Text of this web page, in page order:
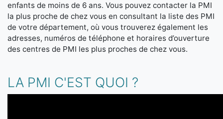
enfants de moins de 6 ans. Vous pouvez contacter la PMI
la plus proche de chez vous en consultant la liste des PMI
de votre département, où vous trouverez également les
adresses, numéros de téléphone et horaires d’ouverture
des centres de PMI les plus proches de chez vous.
LA PMI C'EST QUOI ?